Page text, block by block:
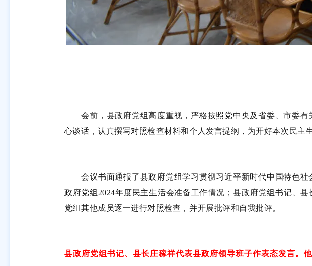
会前，县政府党组高度重视，严格按照党中央及省委、市委有
心谈话，认真撰写对照检查材料和个人发言提纲，为开好本次民主
会议书面通报了县政府党组学习贯彻习近平新时代中国特色社
政府党组2024年度民主生活会准备工作情况；县政府党组书记、
党组其他成员逐一进行对照检查，并开展批评和自我批评。
县政府党组书记、县长庄稼祥代表县政府领导班子作表态发言